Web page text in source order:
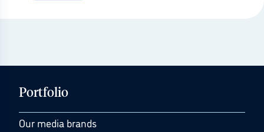
Portfolio
Our media brands